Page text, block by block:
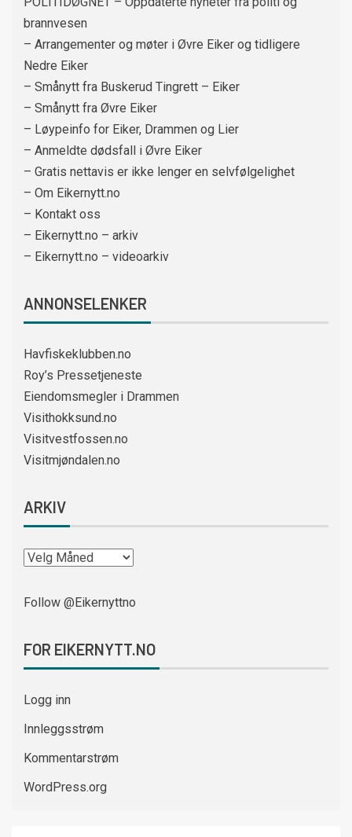
brannvesen
– Arrangementer og møter i Øvre Eiker og tidligere
Nedre Eiker
– Smånytt fra Buskerud Tingrett – Eiker
– Smånytt fra Øvre Eiker
– Løypeinfo for Eiker, Drammen og Lier
– Anmeldte dødsfall i Øvre Eiker
– Gratis nettavis er ikke lenger en selvfølgelighet
– Om Eikernytt.no
– Kontakt oss
– Eikernytt.no – arkiv
– Eikernytt.no – videoarkiv
ANNONSELENKER
Havfiskeklubben.no
Roy’s Pressetjeneste
Eiendomsmegler i Drammen
Visithokksund.no
Visitvestfossen.no
Visitmjøndalen.no
ARKIV
Follow @Eikernyttno
FOR EIKERNYTT.NO
Logg inn
Innleggsstrøm
Kommentarstrøm
WordPress.org